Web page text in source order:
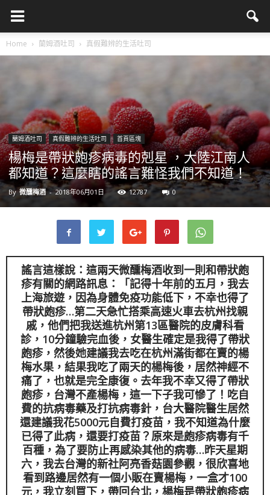
Home 蘭姆酒吐司 真假難辨的生活吐司
蘭姆酒吐司 真假難辨的生活吐司 首頁區塊
楊梅是帶狀皰疹病毒的剋星 ，大陸江南人
都知道？這麼瞎的謠言難怪我們不知道！
By 微醺梅酒 - 2018年06月01日 12787 0
謠言這樣說：這兩天微醺梅酒收到一則和帶狀皰
疹有關的網路訊息：「記得十年前的五月，我去
上海旅遊，因為身體免疫功能低下，不幸也得了
帶狀皰疹…第二天急忙搭乘高速火車去杭州找親
戚，他們把我送進杭州第13區醫院的皮膚科看
診，10分鐘驗完血後，女醫生確定是我得了帶狀
皰疹，然後她建議我去吃在杭州滿街都在賣的楊
梅水果，結果我吃了兩天的楊梅後，居然神經不
痛了，也就是完全康復。去年我不幸又得了帶狀
皰疹，台灣不產楊梅，這一下子我可慘了！吃自
費的抗病毒藥及打抗病毒針，台大醫院醫生居然
還建議我花5000元自費打疫苗，我不知道為什麼
已得了此病，還要打疫苗？原來是皰疹病毒有千
百種，為了要防止再感染其他的病毒…昨天星期
六，我去台灣的新社阿亮香菇園參觀，很欣喜地
看到路邊居然有一個小販在賣楊梅，一盒才100
元，我立刻買下，帶回台北，楊梅是帶狀皰疹病